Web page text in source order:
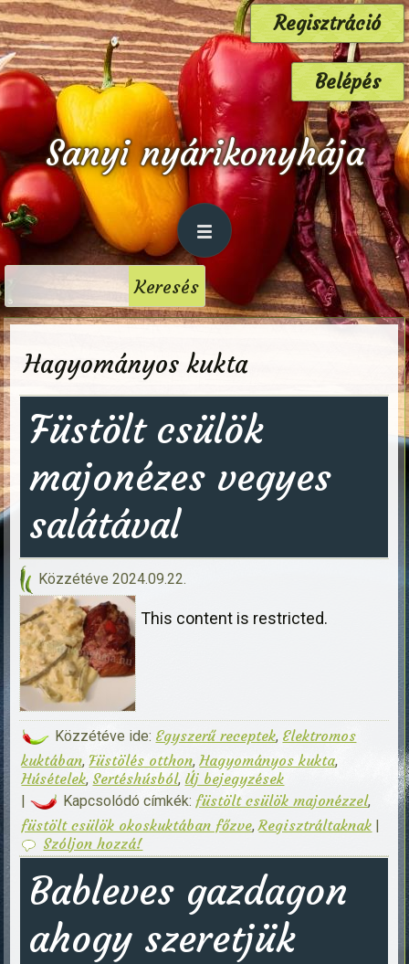
Regisztráció
Belépés
Sanyi nyárikonyhája
Hagyományos kukta
Füstölt csülök
majonézes vegyes
salátával
Közzétéve 2024.09.22.
This content is restricted.
Közzétéve ide: Egyszerű receptek, Elektromos
kuktában,Füstölés otthon,Hagyományos kukta,
Húsételek, Sertéshúsból, Új bejegyzések
| Kapcsolódó címkék: füstölt csülök majonézzel,
füstölt csülök okoskuktában főzve,Regisztráltaknak
Szóljon hozzá!
Bableves gazdagon
ahogy szeretjük